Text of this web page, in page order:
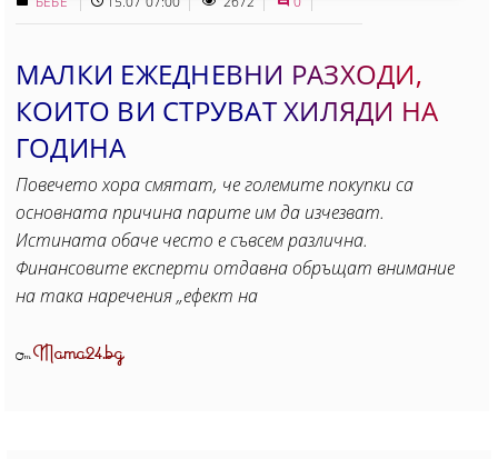
МАЛКИ ЕЖЕДНЕВНИ РАЗХОДИ,
КОИТО ВИ СТРУВАТ ХИЛЯДИ НА
ГОДИНА
Повечето хора смятат, че големите покупки са
основната причина парите им да изчезват.
Истината обаче често е съвсем различна.
Финансовите експерти отдавна обръщат внимание
на така наречения „ефект на
ОтMama24.bg